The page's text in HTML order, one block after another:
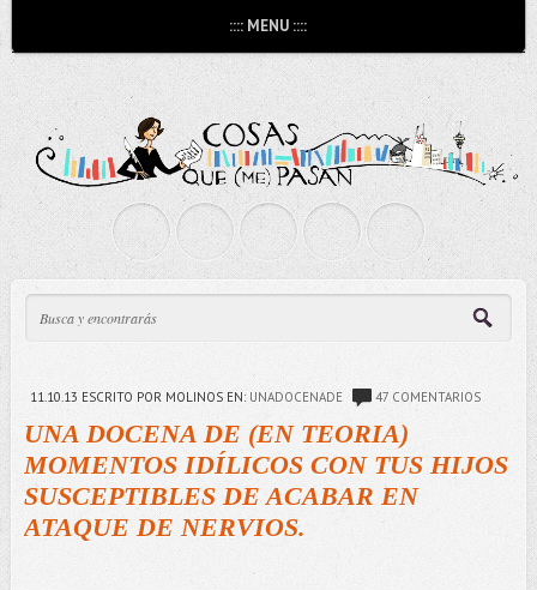
:::: MENU ::::
11.10.13 ESCRITO POR MOLINOS EN: UNADOCENADE 47 COMENTARIOS
UNA DOCENA DE (EN TEORIA)
MOMENTOS IDÍLICOS CON TUS HIJOS
SUSCEPTIBLES DE ACABAR EN
ATAQUE DE NERVIOS.